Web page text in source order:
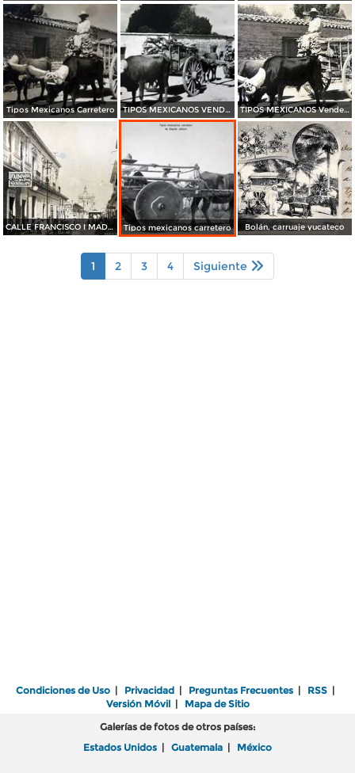
Tipos Mexicanos Carretero TIPOS MEXICANOS VENDEDOR DE LENA TIPOS MEXICANOS Vendedoras de lena
CALLE FRANCISCO I MADERO Tipos mexicanos carretero Bolán, carruaje yucateco
1 2 3 4 Siguiente
Condiciones de Uso | Privacidad | Preguntas Frecuentes | RSS |
Versión Móvil| Mapa de Sitio
Galerías de fotos de otros países:
Estados Unidos | Guatemala | México